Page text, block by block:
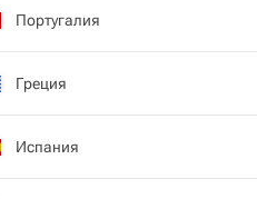
Португалия
Греция
Испания